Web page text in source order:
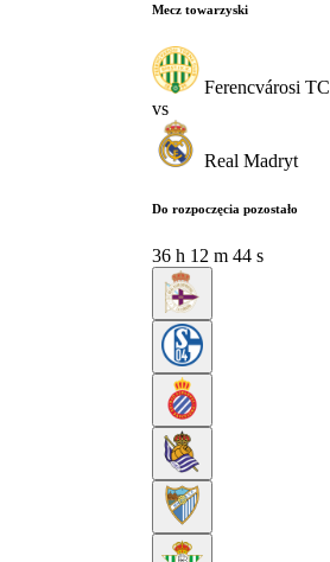
Mecz towarzyski
Ferencvárosi TC
vs
Real Madryt
Do rozpoczęcia pozostało
36 h 12 m 43 s